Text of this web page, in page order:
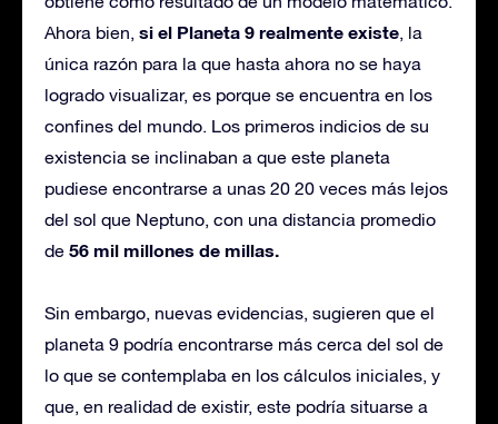
Ahora bien, si el Planeta 9 realmente existe, la
única razón para la que hasta ahora no se haya
logrado visualizar, es porque se encuentra en los
confines del mundo. Los primeros indicios de su
existencia se inclinaban a que este planeta
pudiese encontrarse a unas 20 20 veces más lejos
del sol que Neptuno, con una distancia promedio
de 56 mil millones de millas.
Sin embargo, nuevas evidencias, sugieren que el
planeta 9 podría encontrarse más cerca del sol de
lo que se contemplaba en los cálculos iniciales, y
que, en realidad de existir, este podría situarse a